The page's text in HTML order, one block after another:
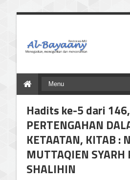
dan Mencerahkan
Hadits ke-5 dari
PERTENGAHAN
KETAATAN, KITAB :
MUTTAQIEN SYARH
SHALIHIN